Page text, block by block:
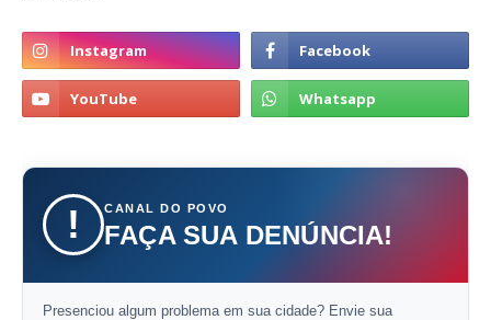
! CANAL DO POVO
FAÇA SUA DENÚNCIA!
Presenciou algum problema em sua cidade? Envie sua